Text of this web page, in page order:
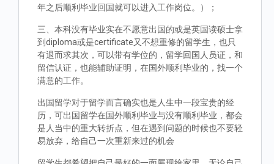
年之后顺利毕业回国就可以进入工作岗位。）；
三、本科没有毕业实在不愿意出国的或是英国读硕士拿
到diploma或是certificate又不想重修的留学生，也只
有退而求其次，可以带有学位的，留学回国人员证，和
留信认证，也能辅助证明，在国外顺利毕业的，找一个
满意的工作。
出国留学对于留学而言确实也是人生中一段宝贵的经
历，可出国留学在国外顺利毕业与没有顺利毕业，都会
是人当中的重大转折点，但在遇到问题的时候也不要轻
易放弃，给自己一次重新来过的机会